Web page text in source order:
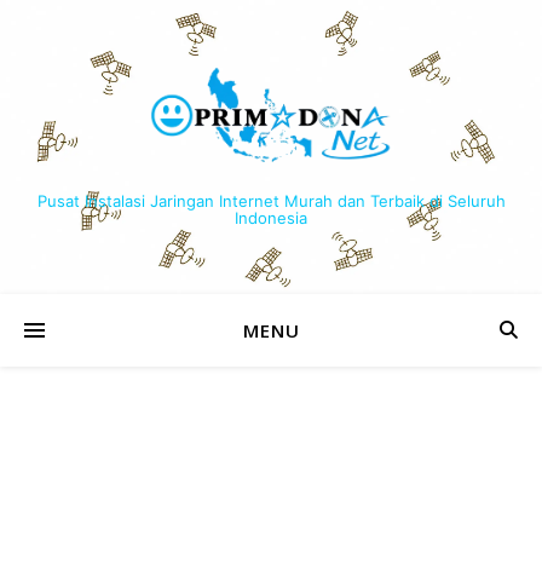
Pusat Instalasi Jaringan Internet Murah dan Terbaik di Seluruh
Indonesia
MENU